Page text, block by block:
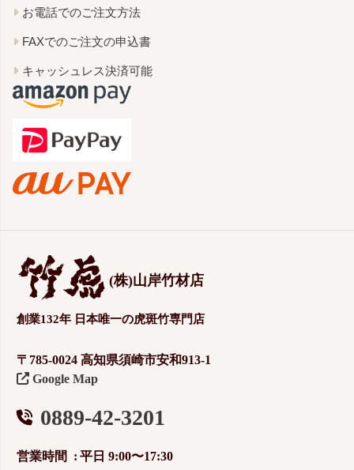
お電話でのご注文方法
FAXでのご注文の申込書
キャッシュレス決済可能
(株)山岸竹材店
創業132年 日本唯一の虎斑竹専門店
〒785-0024 高知県須崎市安和913-1
Google Map
0889-42-3201
営業時間
平日 9:00〜17:30